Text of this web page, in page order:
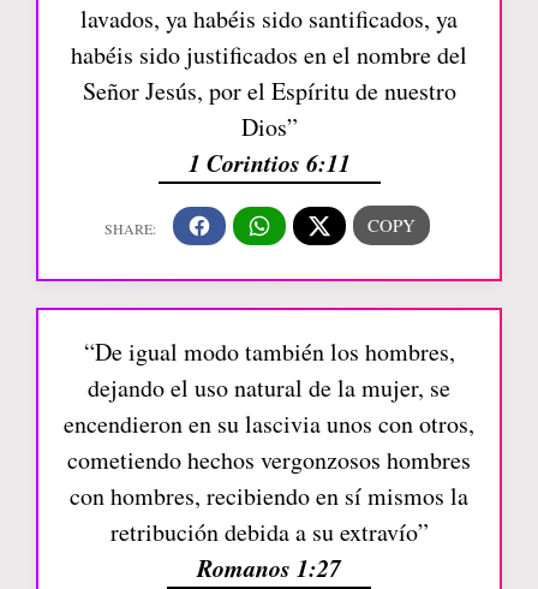
lavados, ya habéis sido santificados, ya
habéis sido justificados en el nombre del
Señor Jesús, por el Espíritu de nuestro
Dios”
1 Corintios 6:11
“De igual modo también los hombres,
dejando el uso natural de la mujer, se
encendieron en su lascivia unos con otros,
cometiendo hechos vergonzosos hombres
con hombres, recibiendo en sí mismos la
retribución debida a su extravío”
Romanos 1:27